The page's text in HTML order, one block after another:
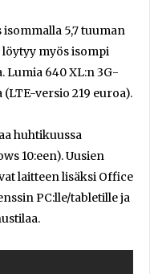
isommalla 5,7 tuuman
myös isompi
Lumia 640 XL:n 3G-
versio 219 euroa).
huhtikuussa
10:een). Uusien
laitteen lisäksi Office
PC:lle/tabletille ja